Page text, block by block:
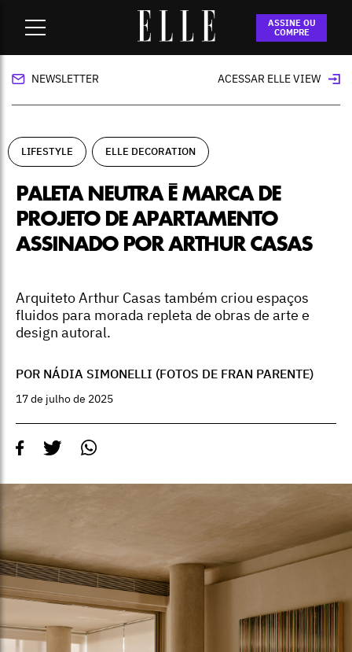
ASSINE OU
COMPRE
Paleta neutra é marca de projeto de
apartamento assinado por Arthur Casas
NEWSLETTER ACESSAR ELLE VIEW
LIFESTYLE ELLE DECORATION
PALETA NEUTRA É MARCA DE
PROJETO DE APARTAMENTO
ASSINADO POR ARTHUR CASAS
Arquiteto Arthur Casas também criou espaços
fluidos para morada repleta de obras de arte e
design autoral.
POR NÁDIA SIMONELLI (FOTOS DE FRAN PARENTE)
17 de julho de 2025